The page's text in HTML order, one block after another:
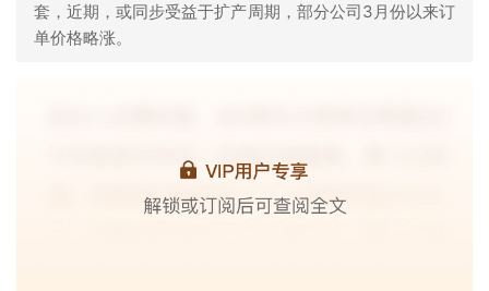
套，近期，或同步受益于扩产周期，部分公司3月份以来订
单价格略涨。